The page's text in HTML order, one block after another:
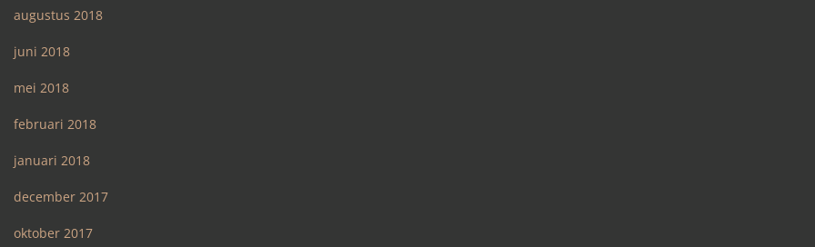
augustus 2018
juni 2018
mei 2018
februari 2018
januari 2018
december 2017
oktober 2017